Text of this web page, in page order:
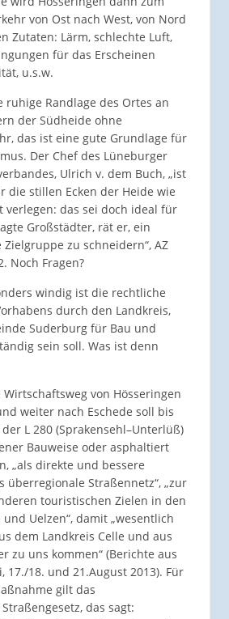
von Ost nach West, von Nord
Zutaten: Lärm, schlechte Luft,
für das Erscheinen
u.s.w.
ruhige Randlage des Ortes an
der Südheide ohne
das ist eine gute Grundlage für
Der Chef des Lüneburger
Ulrich v. dem Buch, „ist
die stillen Ecken der Heide wie
verlegen: das sei doch ideal für
Großstädter, rät er, ein
zu schneidern“, AZ
Noch Fragen?
windig ist die rechtliche
durch den Landkreis,
Suderburg für Bau und
sein soll. Was ist denn
von Hösseringen
weiter nach Eschede soll bis
L 280 (Sprakensehl–Unterlüß)
Bauweise oder asphaltiert
„als direkte und bessere
überregionale Straßennetz“, „zur
touristischen Zielen in den
Uelzen“, damit „wesentlich
dem Landkreis Celle und aus
zu uns kommen“ (Berichte aus
17./18. und 21.August 2013). Für
gilt das
das sagt: